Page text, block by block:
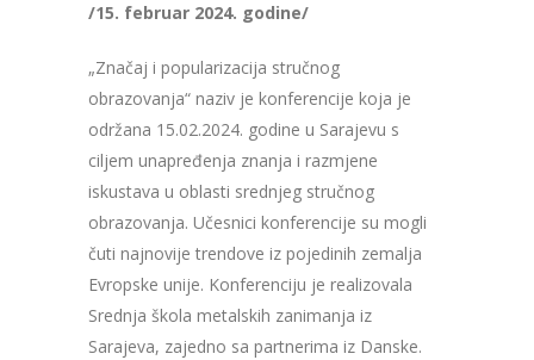
/15. februar 2024. godine/
„Značaj i popularizacija stručnog
obrazovanja“ naziv je konferencije koja je
održana 15.02.2024. godine u Sarajevu s
ciljem unapređenja znanja i razmjene
iskustava u oblasti srednjeg stručnog
obrazovanja. Učesnici konferencije su mogli
čuti najnovije trendove iz pojedinih zemalja
Evropske unije. Konferenciju je realizovala
Srednja škola metalskih zanimanja iz
Sarajeva, zajedno sa partnerima iz Danske.